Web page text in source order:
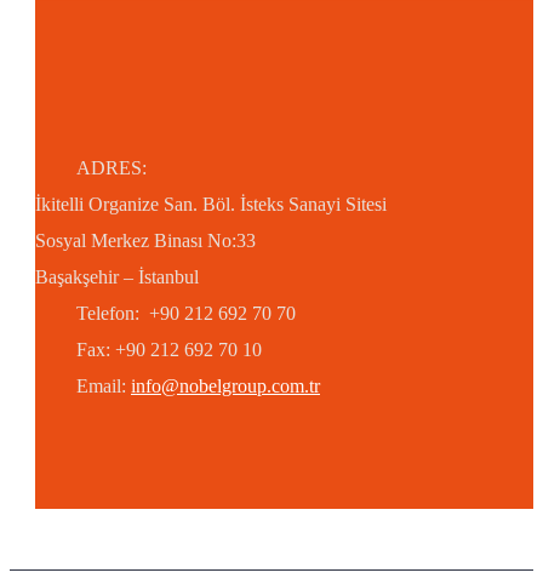
ADRES:
İkitelli Organize San. Böl. İsteks Sanayi Sitesi
Sosyal Merkez Binası No:33
Başakşehir – İstanbul
Telefon: +90 212 692 70 70
Fax: +90 212 692 70 10
Email: info@nobelgroup.com.tr